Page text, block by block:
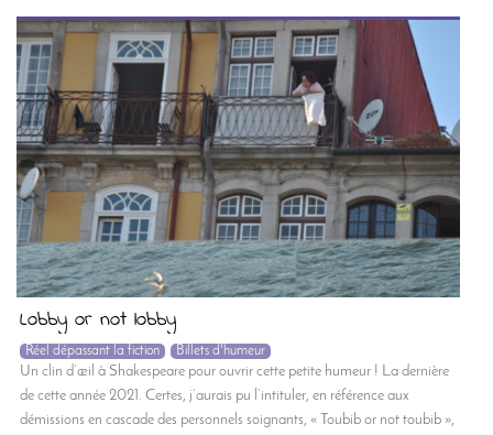
Lobby or not lobby
Réel dépassant la fiction Billets d'humeur
Un clin d’œil à Shakespeare pour ouvrir cette petite humeur ! La dernière
de cette année 2021. Certes, j’aurais pu l’intituler, en référence aux
démissions en cascade des personnels soignants, « Toubib or not toubib »,